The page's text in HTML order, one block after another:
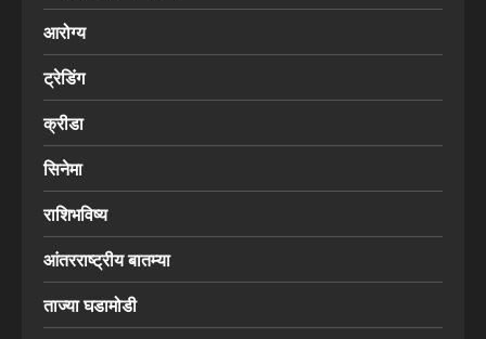
आरोग्य
ट्रेडिंग
क्रीडा
सिनेमा
राशिभविष्य
आंतरराष्ट्रीय बातम्या
ताज्या घडामोडी